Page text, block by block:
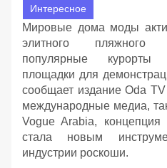
Интересное
Мировые дома моды
элитного пляжного
популярные курорты
площадки для
сообщает издание Oda
международные медиа,
Vogue Arabia, концепция
стала новым
индустрии роскоши.